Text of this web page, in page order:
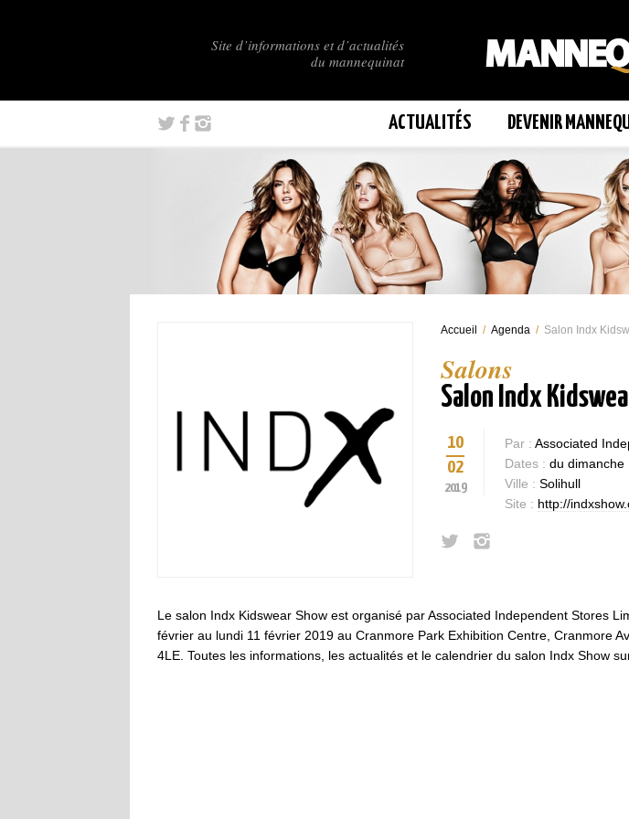
Site d’informations et d’actualités
du mannequinat
ACTUALITÉS DEVENIR
Accueil / Agenda / Salon Indx
Salons
Salon Indx
10
02
2019
Par : Associated
Dates : du dimanche
Ville : Solihull
Site : http://
Le salon Indx Kidswear Show est organisé par Associated Independent Stores
février au lundi 11 février 2019 au Cranmore Park Exhibition Centre, Cranmore
4LE. Toutes les informations, les actualités et le calendrier du salon Indx Show